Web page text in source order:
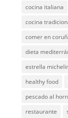
cocina italiana
cocina
comer en
dieta
estrella
healthy food
pescado al
restaurante